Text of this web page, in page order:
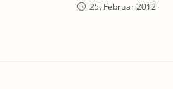
25. Februar 2012